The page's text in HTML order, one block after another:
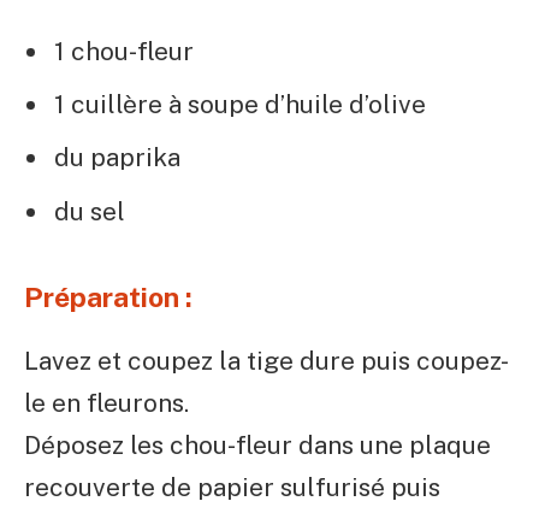
1 chou-fleur
1 cuillère à soupe d’huile d’olive
du paprika
du sel
Préparation :
Lavez et coupez la tige dure puis coupez-
le en fleurons.
Déposez les chou-fleur dans une plaque
recouverte de papier sulfurisé puis